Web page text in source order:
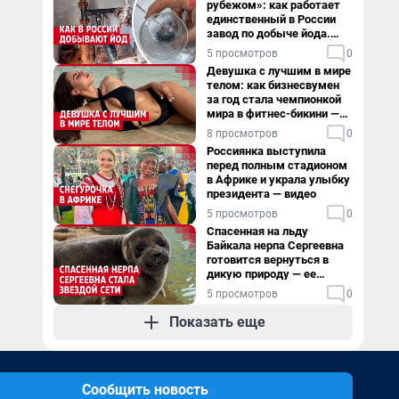
рубежом»: как работает
единственный в России
завод по добыче йода.
Видео
5 просмотров 0
Девушка с лучшим в мире
телом: как бизнесвумен
за год стала чемпионкой
мира в фитнес-бикини —
видео
8 просмотров 0
Россиянка выступила
перед полным стадионом
в Африке и украла улыбку
президента — видео
5 просмотров 0
Спасенная на льду
Байкала нерпа Сергеевна
готовится вернуться в
дикую природу — ее
видеоистория
5 просмотров 0
Показать еще
Сообщить новость